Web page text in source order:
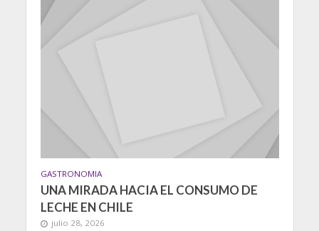
GASTRONOMIA
UNA MIRADA HACIA EL CONSUMO DE
LECHE EN CHILE
julio 28, 2026